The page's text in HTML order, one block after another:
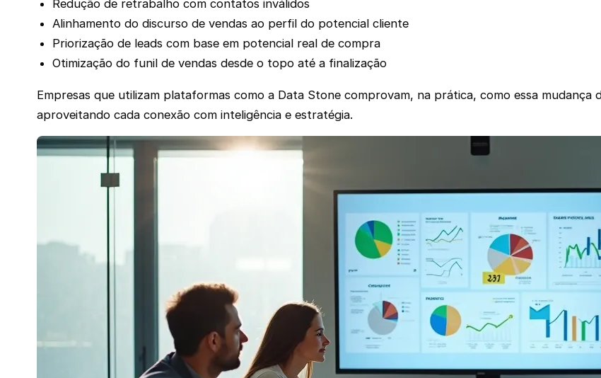
Redução de retrabalho com contatos inválidos
Alinhamento do discurso de vendas ao perfil do potencial cliente
Priorização de leads com base em potencial real de compra
Otimização do funil de vendas desde o topo até a finalização
Empresas que utilizam plataformas como a Data Stone comprovam, na prática, como essa
aproveitando cada conexão com inteligência e estratégia.